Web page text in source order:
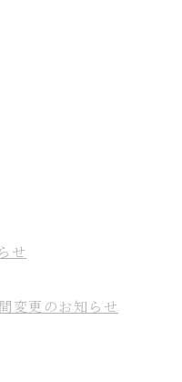
せ
変更のお知らせ